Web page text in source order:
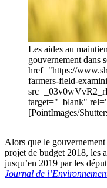
Les aides au
gouvernement dans
href="https://
farmers-field-
target="_blank"
[PointImages/
Alors que le
projet de budget 2018, les
jusqu’en 2019 par les
Journal de